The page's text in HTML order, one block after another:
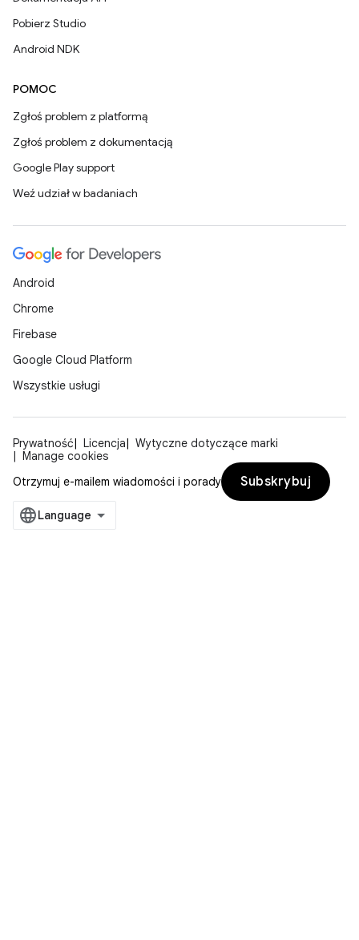
Pobierz Studio
Android NDK
POMOC
Zgłoś problem z platformą
Zgłoś problem z dokumentacją
Google Play support
Weź udział w badaniach
Android
Chrome
Firebase
Google Cloud Platform
Wszystkie usługi
Prywatność Licencja
Wytyczne dotyczące marki
Manage cookies
Otrzymuj e-mailem wiadomości i porady
Subskrybuj